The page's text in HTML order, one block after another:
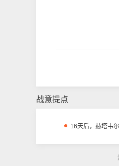
战意提点
16天后，赫塔韦